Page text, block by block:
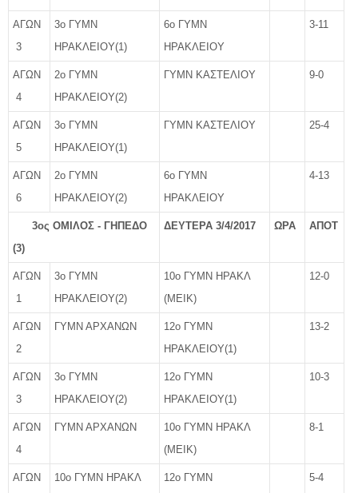
ΑΓΩΝ
3
3ο ΓΥΜΝ
ΗΡΑΚΛΕΙΟΥ(1)
6ο ΓΥΜΝ
ΗΡΑΚΛΕΙΟΥ
3-11
ΑΓΩΝ
4
2ο ΓΥΜΝ
ΗΡΑΚΛΕΙΟΥ(2)
ΓΥΜΝ ΚΑΣΤΕΛΙΟΥ 9-0
ΑΓΩΝ
5
3ο ΓΥΜΝ
ΗΡΑΚΛΕΙΟΥ(1)
ΓΥΜΝ ΚΑΣΤΕΛΙΟΥ 25-4
ΑΓΩΝ
6
2ο ΓΥΜΝ
ΗΡΑΚΛΕΙΟΥ(2)
6ο ΓΥΜΝ
ΗΡΑΚΛΕΙΟΥ
4-13
3ος ΟΜΙΛΟΣ - ΓΗΠΕΔΟ
(3)
ΔΕΥΤΕΡΑ 3/4/2017 ΩΡΑ ΑΠΟΤ
ΑΓΩΝ
1
3ο ΓΥΜΝ
ΗΡΑΚΛΕΙΟΥ(2)
10ο ΓΥΜΝ ΗΡΑΚΛ
(ΜΕΙΚ)
12-0
ΑΓΩΝ
2
ΓΥΜΝ ΑΡΧΑΝΩΝ
12ο ΓΥΜΝ
ΗΡΑΚΛΕΙΟΥ(1)
13-2
ΑΓΩΝ
3
3ο ΓΥΜΝ
ΗΡΑΚΛΕΙΟΥ(2)
12ο ΓΥΜΝ
ΗΡΑΚΛΕΙΟΥ(1)
10-3
ΑΓΩΝ
4
ΓΥΜΝ ΑΡΧΑΝΩΝ
10ο ΓΥΜΝ ΗΡΑΚΛ
(ΜΕΙΚ)
8-1
ΑΓΩΝ
10ο ΓΥΜΝ ΗΡΑΚΛ
12ο ΓΥΜΝ
5-4